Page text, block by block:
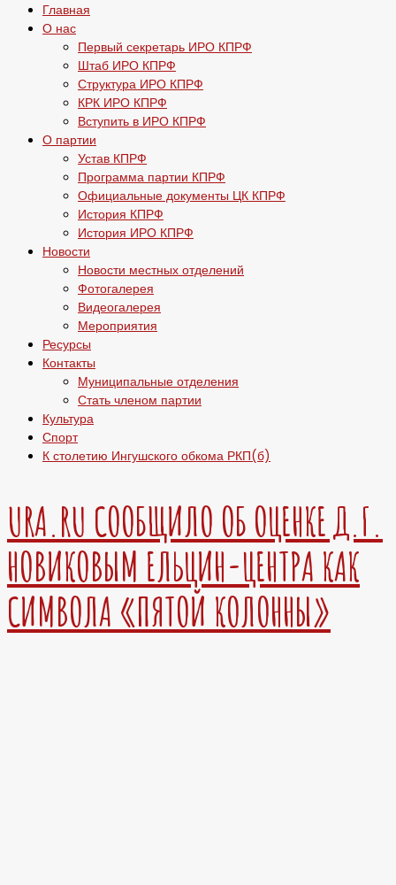
Главная
О нас
Первый секретарь ИРО КПРФ
Штаб ИРО КПРФ
Структура ИРО КПРФ
КРК ИРО КПРФ
Вступить в ИРО КПРФ
О партии
Устав КПРФ
Программа партии КПРФ
Официальные документы ЦК КПРФ
История КПРФ
История ИРО КПРФ
Новости
Новости местных отделений
Фотогалерея
Видеогалерея
Мероприятия
Ресурсы
Контакты
Муниципальные отделения
Стать членом партии
Культура
Спорт
К столетию Ингушского обкома РКП(б)
URA.RU СООБЩИЛО ОБ ОЦЕНКЕ Д.Г.
НОВИКОВЫМ ЕЛЬЦИН-ЦЕНТРА КАК
СИМВОЛА «ПЯТОЙ КОЛОННЫ»